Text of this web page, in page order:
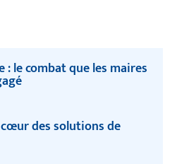
le combat que les maires
des solutions de